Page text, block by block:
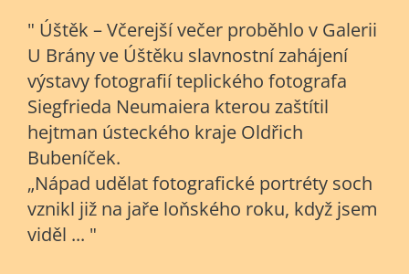
" Úštěk – Včerejší večer proběhlo v Galerii
U Brány ve Úštěku slavnostní zahájení
výstavy fotografií teplického fotografa
Siegfrieda Neumaiera kterou zaštítil
hejtman ústeckého kraje Oldřich
Bubeníček.
„Nápad udělat fotografické portréty soch
vznikl již na jaře loňského roku, když jsem
viděl ... "